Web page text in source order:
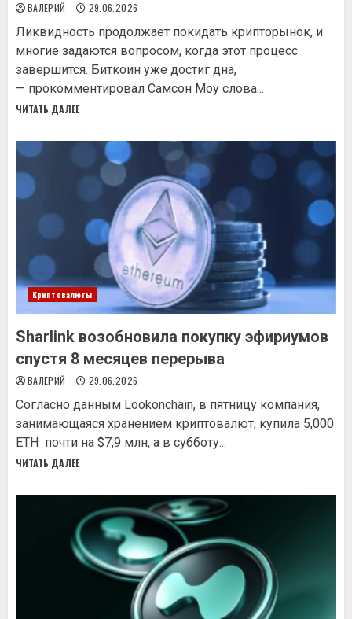
ВАЛЕРИЙ 29.06.2026
Ликвидность продолжает покидать крипторынок, и
многие задаются вопросом, когда этот процесс
завершится. Биткоин уже достиг дна,
— прокомментировал Самсон Моу слова...
ЧИТАТЬ ДАЛЕЕ
Криптовалюты
Sharlink возобновила покупку эфириумов
спустя 8 месяцев перерыва
ВАЛЕРИЙ 29.06.2026
Согласно данным Lookonchain, в пятницу компания,
занимающаяся хранением криптовалют, купила 5,000
ETH почти на $7,9 млн, а в субботу...
ЧИТАТЬ ДАЛЕЕ